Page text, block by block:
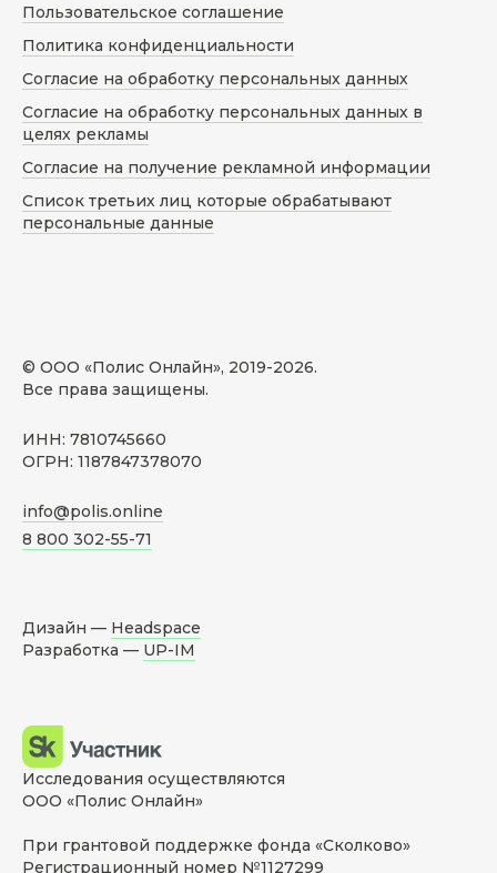
© ООО «Полис Онлайн», 2019-2026.
Все права защищены.
ИНН: 7810745660
ОГРН: 1187847378070
info@polis.online
8 800 302-55-71
Пользовательское соглашение
Политика конфиденциальности
Согласие на обработку персональных данных
Согласие на обработку персональных данных в
целях рекламы
Согласие на получение рекламной информации
Список третьих лиц которые обрабатывают
персональные данные
Дизайн — Headspace
Разработка — UP-IM
Исследования осуществляются
ООО «Полис Онлайн»
При грантовой поддержке фонда «Сколково»
Регистрационный номер №1127299